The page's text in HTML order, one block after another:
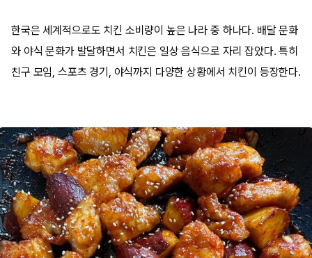
한국은 세계적으로도 치킨 소비량이 높은 나라 중 하나다. 배달 문화
와 야식 문화가 발달하면서 치킨은 일상 음식으로 자리 잡았다. 특히
친구 모임, 스포츠 경기, 야식까지 다양한 상황에서 치킨이 등장한다.